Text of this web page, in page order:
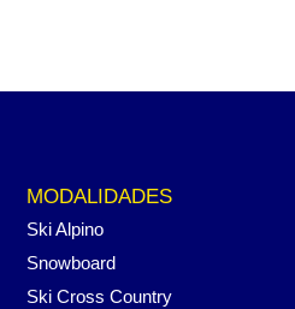
MODALIDADES
Ski Alpino
Snowboard
Ski Cross Country